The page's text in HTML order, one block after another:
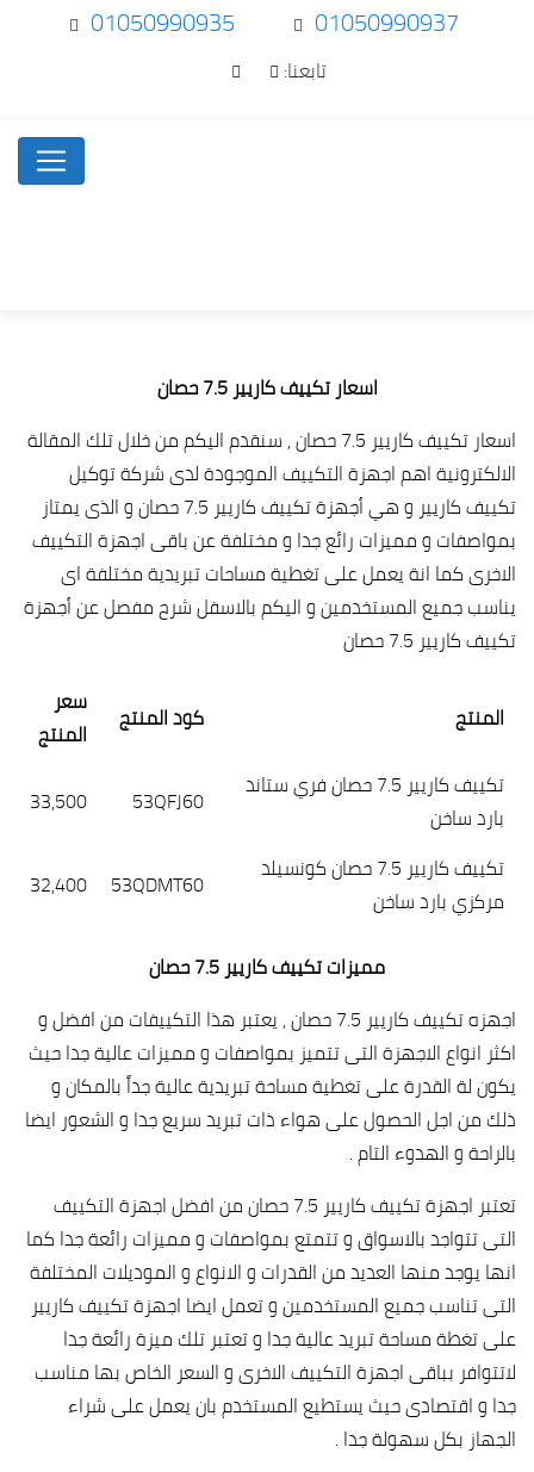
01050990937
01050990935
تابعنا:
اسعار تكييف كاريير 7.5 حصان
اسعار تكييف كاريير 7.5 حصان , سنقدم اليكم من خلال تلك المقالة
الالكترونية اهم اجهزة التكييف الموجودة لدى شركة توكيل
تكييف كاريير و هي أجهزة تكييف كاريير 7.5 حصان و الذى يمتاز
بمواصفات و مميزات رائع جدا و مختلفة عن باقى اجهزة التكييف
الاخرى كما انة يعمل على تغطية مساحات تبريدية مختلفة اى
يناسب جميع المستخدمين و اليكم بالاسفل شرح مفصل عن أجهزة
تكييف كاريير 7.5 حصان
المنتج كود المنتج
سعر
المنتج
تكييف كاريير 7.5 حصان فري ستاند
بارد ساخن
53QFJ60
33,500
تكييف كاريير 7.5 حصان كونسيلد
مركزي بارد ساخن
53QDMT60
32,400
مميزات تكييف كاريير 7.5 حصان
اجهزه تكييف كاريير 7.5 حصان , يعتبر هذا التكييفات من افضل و
اكثر انواع الاجهزة التى تتميز بمواصفات و مميزات عالية جدا حيث
يكون لة القدرة على تغطية مساحة تبريدية عالية جداً بالمكان و
ذلك من اجل الحصول على هواء ذات تبريد سريع جدا و الشعور ايضا
بالراحة و الهدوء التام .
تعتبر اجهزة تكييف كاريير 7.5 حصان من افضل اجهزة التكييف
التى تتواجد بالاسواق و تتمتع بمواصفات و مميزات رائعة جدا كما
انها يوجد منها العديد من القدرات و الانواع و الموديلات المختلفة
التى تناسب جميع المستخدمين و تعمل ايضا اجهزة تكييف كاريير
على تغطة مساحة تبريد عالية جدا و تعتبر تلك ميزة رائعة جدا
لاتتوافر بباقى اجهزة التكييف الاخرى و السعر الخاص بها مناسب
جدا و اقتصادى حيث يستطيع المستخدم بان يعمل على شراء
الجهاز بكل سهولة جدا .